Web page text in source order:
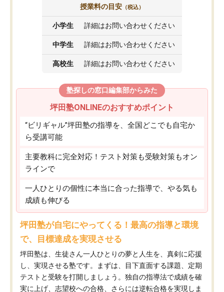
授業料の目安 （税込）
小学生 詳細はお問い合わせください
中学生 詳細はお問い合わせください
高校生 詳細はお問い合わせください
塾探しの窓口編集部からみた
坪田塾ONLINEのおすすめポイント
“ビリギャル”坪田塾の指導を、全国どこでも自宅か
ら受講可能
主要教科に完全対応！テスト対策も受験対策もオン
ラインで
一人ひとりの個性に本当に合った指導で、やる気も
成績も伸びる
坪田塾が自宅にやってくる！最高の指導と環境
で、目標達成を実現させる
坪田塾は、生徒さん一人ひとりの夢と人生を、真剣に応援
し、実現させる塾です。まずは、目下直面する課題、定期
テストと受験を打開しましょう。独自の指導法で成績を確
実に上げ、志望校への合格、さらには逆転合格を実現しま